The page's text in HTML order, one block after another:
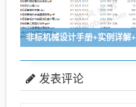
发表评论